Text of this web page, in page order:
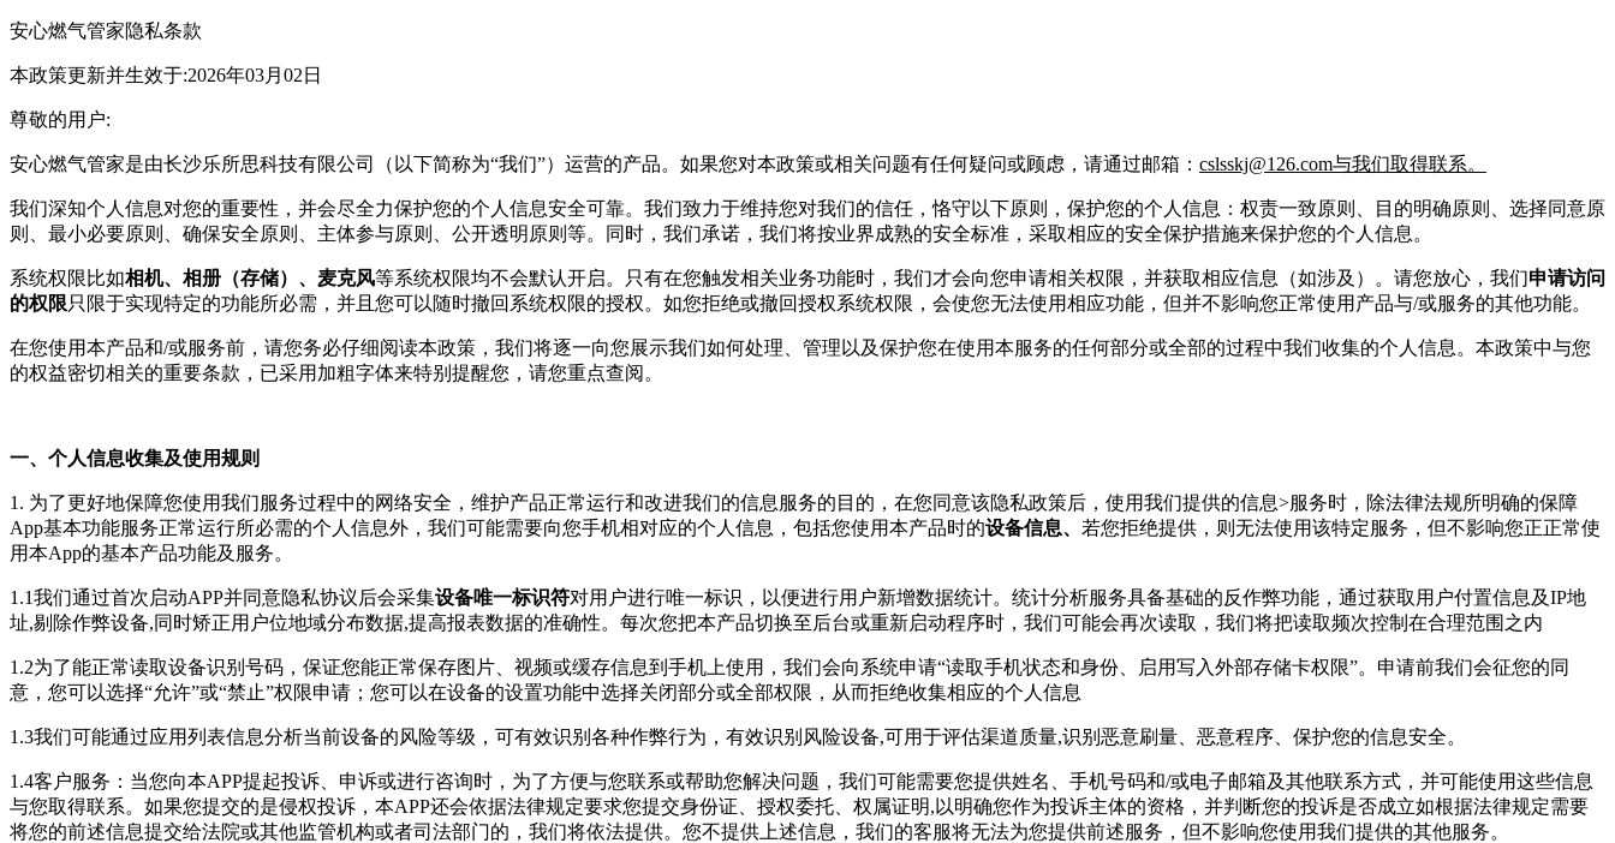
安心燃气管家隐私条款
本政策更新并生效于:2026年03月02日
尊敬的用户:
安心燃气管家是由长沙乐所思科技有限公司 （以下简称为“我们”）运营的产品。如果您对本政策或相关问题有任何疑问或顾虑，请通过邮箱： cslsskj@126.com与我们取得联系。
我们深知个人信息对您的重要性，并会尽全力保护您的个人信息安全可靠。我们致力于维持您对我们的信任，恪守以下原则，保护您的个人信息：权责一致原则、目的明确原则、选择同意原
则、最小必要原则、确保安全原则、主体参与原则、公开透明原则等。同时，我们承诺，我们将按业界成熟的安全标准，采取相应的安全保护措施来保护您的个人信息。
系统权限比如相机、相册（存储）、麦克风等系统权限均不会默认开启。只有在您触发相关业务功能时，我们才会向您申请相关权限，并获取相应信息（如涉及）。请您放心，我们申请访问
的权限只限于实现特定的功能所必需，并且您可以随时撤回系统权限的授权。如您拒绝或撤回授权系统权限，会使您无法使用相应功能，但并不影响您正常使用产品与/或服务的其他功能。
在您使用本产品和/或服务前，请您务必仔细阅读本政策，我们将逐一向您展示我们如何处理、管理以及保护您在使用本服务的任何部分或全部的过程中我们收集的个人信息。本政策中与您
的权益密切相关的重要条款，已采用加粗字体来特别提醒您，请您重点查阅。
一、个人信息收集及使用规则
1. 为了更好地保障您使用我们服务过程中的网络安全，维护产品正常运行和改进我们的信息服务的目的，在您同意该隐私政策后，使用我们提供的信息>服务时，除法律法规所明确的保障
App基本功能服务正常运行所必需的个人信息外，我们可能需要向您手机相对应的个人信息，包括您使用本产品时的设备信息、 若您拒绝提供，则无法使用该特定服务，但不影响您正正常使
用本App的基本产品功能及服务。
1.1我们通过首次启动APP并同意隐私协议后会采集设备唯一标识符对用户进行唯一标识，以便进行用户新增数据统计。统计分析服务具备基础的反作弊功能，通过获取用户付置信息及IP地
址,剔除作弊设备,同时矫正用户位地域分布数据,提高报表数据的准确性。每次您把本产品切换至后台或重新启动程序时，我们可能会再次读取，我们将把读取频次控制在合理范围之内
1.2为了能正常读取设备识别号码，保证您能正常保存图片、视频或缓存信息到手机上使用，我们会向系统申请“读取手机状态和身份、启用写入外部存储卡权限”。申请前我们会征您的同
意，您可以选择“允许”或“禁止”权限申请；您可以在设备的设置功能中选择关闭部分或全部权限，从而拒绝收集相应的个人信息
1.3我们可能通过应用列表信息分析当前设备的风险等级，可有效识别各种作弊行为，有效识别风险设备,可用于评估渠道质量,识别恶意刷量、恶意程序、保护您的信息安全。
1.4客户服务：当您向本APP提起投诉、申诉或进行咨询时，为了方便与您联系或帮助您解决问题，我们可能需要您提供姓名、手机号码和/或电子邮箱及其他联系方式，并可能使用这些信息
与您取得联系。如果您提交的是侵权投诉，本APP还会依据法律规定要求您提交身份证、授权委托、权属证明,以明确您作为投诉主体的资格，并判断您的投诉是否成立如根据法律规定需要
将您的前述信息提交给法院或其他监管机构或者司法部门的，我们将依法提供。您不提供上述信息，我们的客服将无法为您提供前述服务，但不影响您使用我们提供的其他服务。